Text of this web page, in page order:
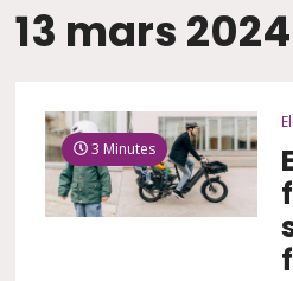
13 mars 2024
3 Minutes